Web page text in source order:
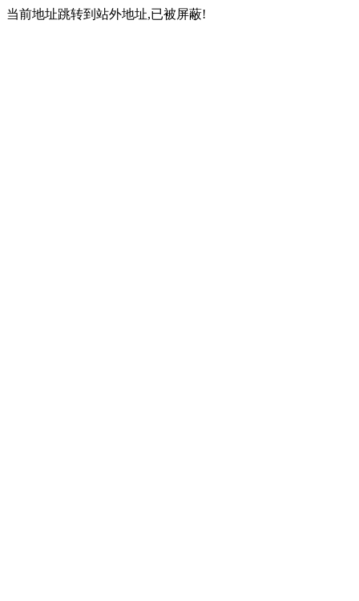
当前地址跳转到站外地址,已被屏蔽!